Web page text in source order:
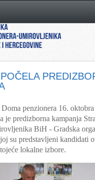
penzionera 16.
je predizborna kampanja
BiH - Gradska
su predstavljeni kandidati
lokalne izbore.